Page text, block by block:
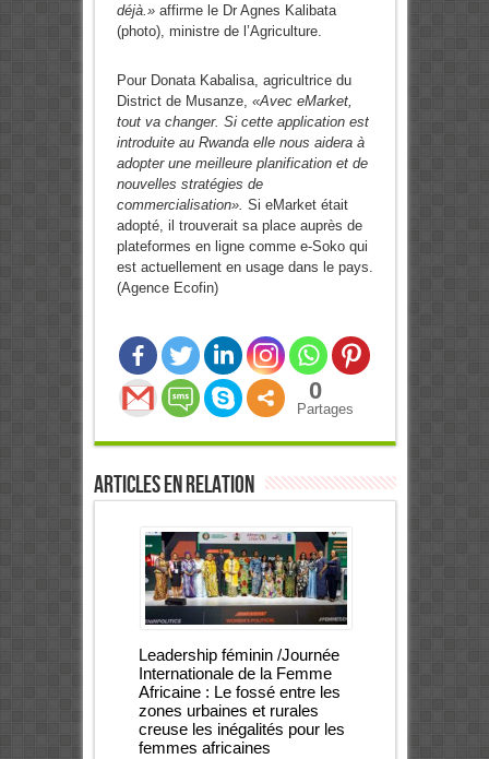
déjà.»affirme le Dr Agnes Kalibata
(photo), ministre de l’Agriculture.
Pour Donata Kabalisa, agricultrice du
District de Musanze, «Avec eMarket,
tout va changer. Si cette application est
introduite au Rwanda elle nous aidera à
adopter une meilleure planification et de
nouvelles stratégies de
commercialisation». Si eMarket était
adopté, il trouverait sa place auprès de
plateformes en ligne comme e-Soko qui
est actuellement en usage dans le pays.
(Agence Ecofin)
0
Partages
Articles en relation
Leadership féminin /Journée
Internationale de la Femme
Africaine : Le fossé entre les
zones urbaines et rurales
creuse les inégalités pour les
femmes africaines